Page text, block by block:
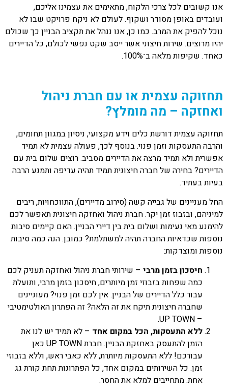
אנו קשובים לכל צרכי הלקוח, מתאימים את עצמינו אליכם,
ועובדים באופן מסודר ושקוף. לעולם לא ניקח פרויקט שבו לא
נוכל להפיק את המרב. כמו כן, אנו ננהל את תקציב הבניין כך שכולם
יהיו מרוצים. שירות חיצוני אשר ייסב שקט נפשי לכולם, כל הדיירים
כאחד. שקיפות מלאה ב־100%.
תחזוקה עצמית או עם חברת ניהול
ואחזקה – מה מומלץ?
תחזוקה עצמית דורשת כלים וידע מקצועי, ניסיון במגוון תחומים,
והרבה התעסקות וזמן פנוי. בנוסף לכך, פעולה עצמית לא תמיד
אפשרית ולא תמיד מרצה את הדיירים מסביב. רוצים שלום בית עם
הדיירים? בחירה של חברה חיצונית תמיד תהיה עדיפה ותמנע הרבה
בעיות בעתיד.
החל מעניינים של גבייה קשה (סירוב מדיירים), התווכחויות, ריבים
למיניהם, ובזבוז זמן יקר. חברת ניהול ואחזקה חיצונית תאפשר לכם
להימנע מאי נעימות ושלום בית בין דיירי הבניין. האם קיימים סיבות
נוספות שכדאיות החברה תהיה למשתלמת? כמובן. הנה כמה סיבות
נוספות ומוצדקות:
חיסכון בזמן מרבי – שירותי חברת ניהול ואחזקה תעניק לכם
כמה שפחות בזבוזי זמן מיותרים, חיסכון בזמן מרבי, ותועלת
עבור כלל הדיירים של הבניין. אין לכם זמן פנוי? מעוניינים
שחברה חיצונית תיקח את זה הלאה? זה הפתרון האולטימטיבי
– UP TOWN.
ללא התעסקות, הכל במקום אחד – לא תמיד יש לנו את
הזמן להתעסק באחזקת הבניין. חברת UP TOWN כאן
עבורכם! ללא התעסקות מיותרת, ללא כאבי ראש, וללא בזבוזי
זמן. כל השירותים במקום אחד, כל הפתרונות תחת קורת גג
אחת. מתחייבים למלא את החסר.